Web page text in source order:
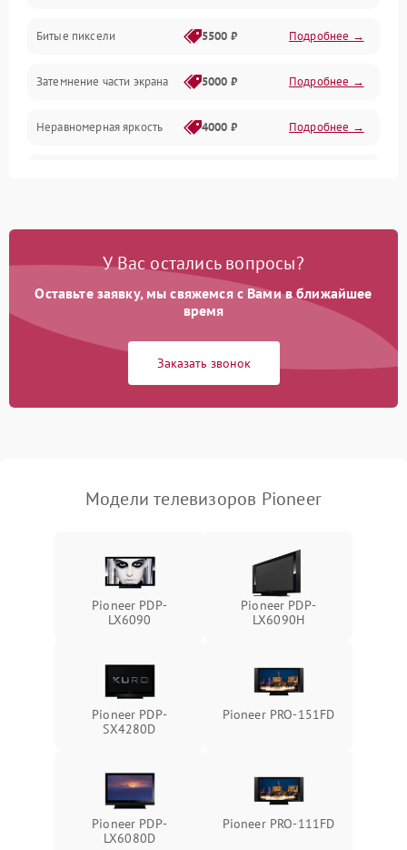
Механические повреждения
Программное обеспечение
Сеть и подключения
Аудио
Сетевая
Битые пиксели 5500 ₽ Подробнее →
Затемнение части экрана 5000 ₽ Подробнее →
Неравномерная яркость 4000 ₽ Подробнее →
У Вас остались вопросы?
Оставьте заявку, мы свяжемся с Вами в ближайшее
время
Заказать звонок
Модели телевизоров Pioneer
Pioneer PDP-
LX6090
Pioneer PDP-
LX6090H
Pioneer PDP-
SX4280D
Pioneer PRO-151FD
Pioneer PDP-
LX6080D
Pioneer PRO-111FD